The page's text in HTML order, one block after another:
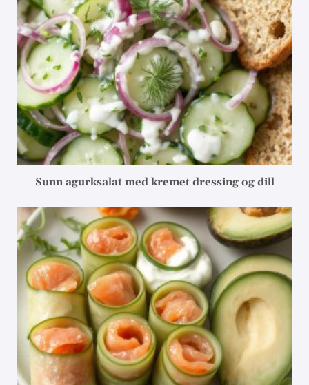
Sunn agurksalat med kremet dressing og dill